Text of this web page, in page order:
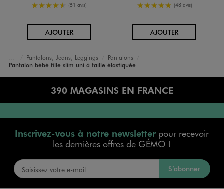
4.5/5 de moyenne
(51 avis)
AJOUTERAU PANIER
5/5 de moyenne
(48 avis)
AJOUTERAU PANIER
Accueil
Bébé
Vêtements Fille
Pantalons, Jeans, Leggings
Pantalons
Pantalon bébé fille slim uni à taille élastiquée
390 MAGASINS EN FRANCE
Inscrivez-vous à notre newsletterpour recevoir
les dernières offres de GÉMO !
S’abonner